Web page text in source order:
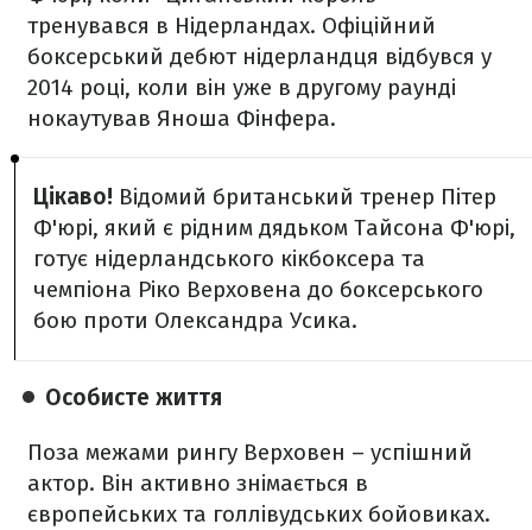
тренувався в Нідерландах. Офіційний
боксерський дебют нідерландця відбувся у
2014 році, коли він уже в другому раунді
нокаутував Яноша Фінфера.
Цікаво! Відомий британський тренер Пітер
Ф'юрі, який є рідним дядьком Тайсона Ф'юрі,
готує нідерландського кікбоксера та
чемпіона Ріко Верховена до боксерського
бою проти Олександра Усика.
Особисте життя
Поза межами рингу Верховен – успішний
актор. Він активно знімається в
європейських та голлівудських бойовиках.